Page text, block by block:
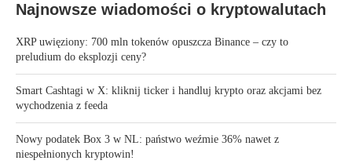
Najnowsze wiadomości o kryptowalutach
XRP uwięziony: 700 mln tokenów opuszcza Binance – czy to
preludium do eksplozji ceny?
Smart Cashtagi w X: kliknij ticker i handluj krypto oraz akcjami bez
wychodzenia z feeda
Nowy podatek Box 3 w NL: państwo weźmie 36% nawet z
niespełnionych kryptowin!